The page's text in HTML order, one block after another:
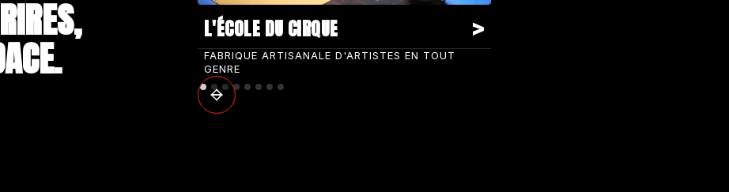
L'ÉCOLE DU CIRQUE
FABRIQUE ARTISANALE D'ARTISTES EN TOUT
GENRE